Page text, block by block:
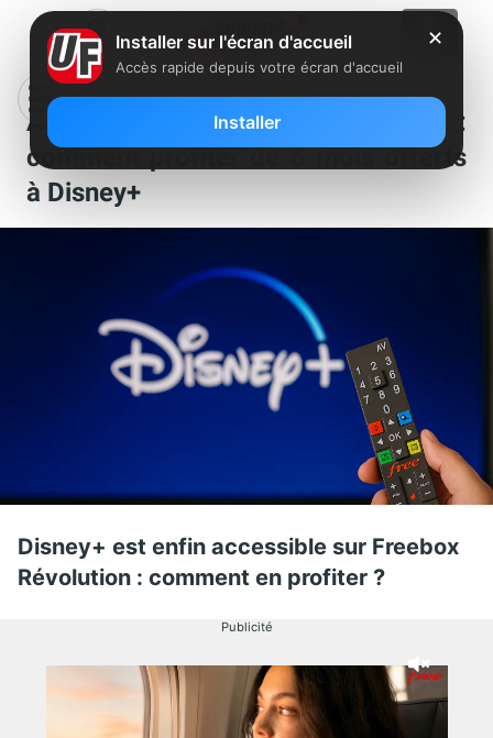
Abonnés Freebox Révolution :
comment profiter de 6 mois offerts
à Disney+
Disney+ est enfin accessible sur Freebox
Révolution : comment en profiter ?
Publicité
✕
Installer sur l'écran d'accueil
Accès rapide depuis votre écran d'accueil
Installer